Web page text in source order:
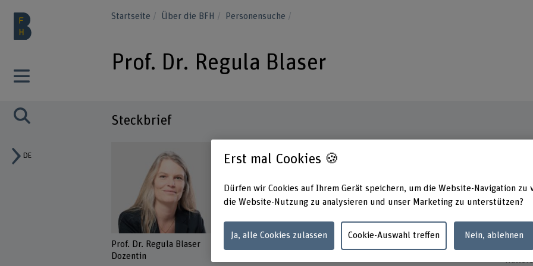
DE
Startseite Über die BFH Personensuche
Prof. Dr. Regula Blaser
Steckbrief
Prof. Dr. Regula Blaser
Dozentin
Kontakt
E-Mail anzeigen
Freitag
Berner
Erst mal Cookies 🍪
Dürfen wir Cookies auf Ihrem Gerät speichern, um die Website-Navigation zu
die Website-Nutzung zu analysieren und unser Marketing zu unterstützen?
Ja, alle Cookies zulassen Cookie-Auswahl treffen Nein, ablehnen